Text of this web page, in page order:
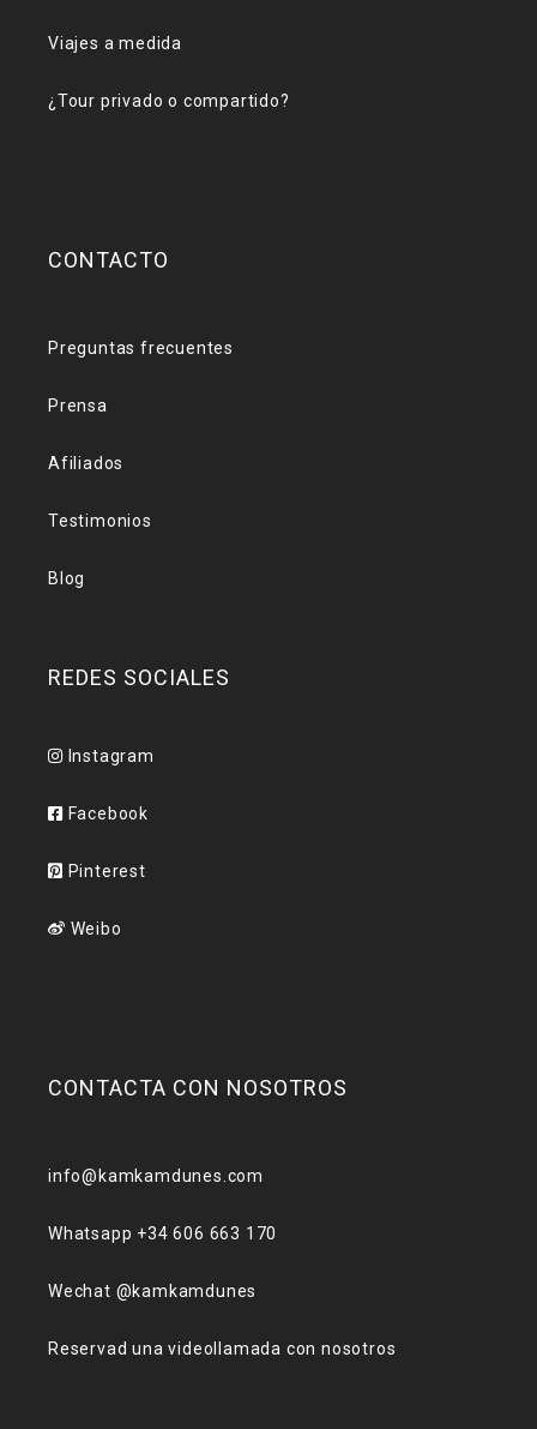
Viajes a medida
¿Tour privado o compartido?
CONTACTO
Preguntas frecuentes
Prensa
Afiliados
Testimonios
Blog
REDES SOCIALES
Instagram
Facebook
Pinterest
Weibo
CONTACTA CON NOSOTROS
info@kamkamdunes.com
Whatsapp +34 606 663 170
Wechat @kamkamdunes
Reservad una videollamada con nosotros